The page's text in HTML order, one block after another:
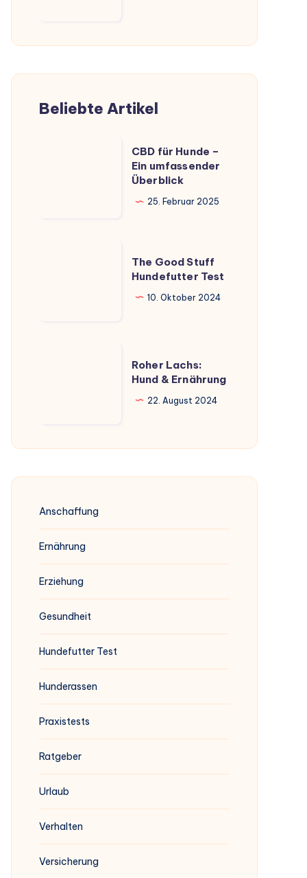
Beliebte Artikel
CBD für Hunde –
Ein umfassender
Überblick
25. Februar 2025
The Good Stuff
Hundefutter Test
10. Oktober 2024
Roher Lachs:
Hund & Ernährung
22. August 2024
Anschaffung
Ernährung
Erziehung
Gesundheit
Hundefutter Test
Hunderassen
Praxistests
Ratgeber
Urlaub
Verhalten
Versicherung